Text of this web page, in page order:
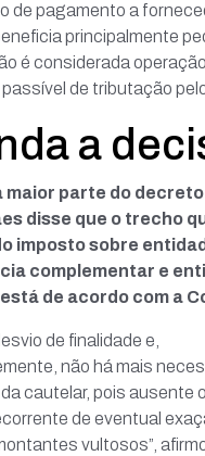
de pagamento a
principalmente
é considerada
de tributação
a
maior parte do decreto
disse que o trecho
imposto sobre
complementar e
de acordo com a
de finalidade e,
não há mais
cautelar, pois ausente
de eventual
vultosos”,